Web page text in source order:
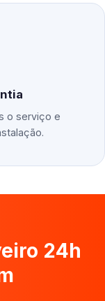
o serviço e
24h